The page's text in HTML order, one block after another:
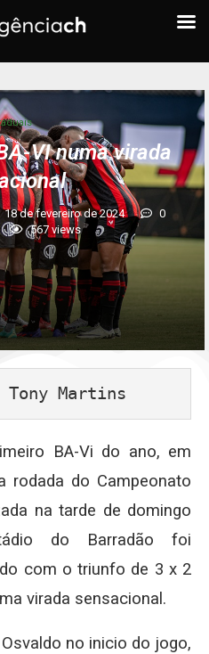
VI numa virada
18 de fevereiro de 2024
0
567 views
Tony Martins
BA-Vi do ano, em
rodada do Campeonato
na tarde de domingo
do Barradão foi
com o triunfo de 3 x 2
virada sensacional.
no inicio do jogo,